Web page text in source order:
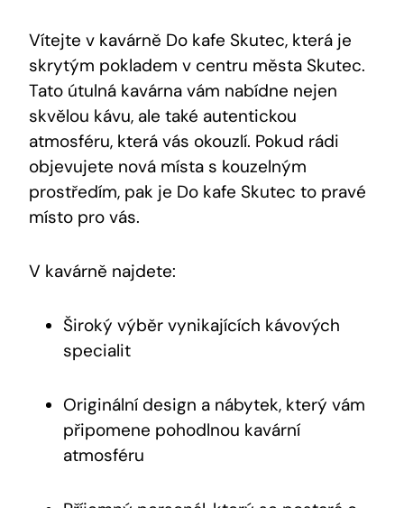
Vítejte v kavárně Do kafe Skutec, která je
skrytým pokladem v centru města Skutec.
Tato útulná kavárna vám nabídne nejen
skvělou kávu, ale také autentickou
atmosféru, která vás okouzlí. Pokud rádi
objevujete nová místa s kouzelným
prostředím, pak je Do kafe Skutec to pravé
místo pro vás.
V kavárně najdete:
Široký výběr vynikajících kávových
specialit
Originální design a nábytek, který vám
připomene pohodlnou kavární
atmosféru